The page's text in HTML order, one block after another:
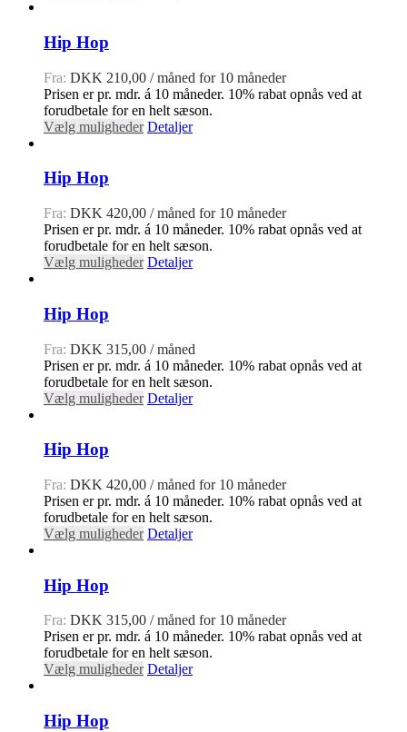
Hip Hop
Fra: DKK 210,00 / måned for 10 måneder
Prisen er pr. mdr. á 10 måneder. 10% rabat opnås ved at
forudbetale for en helt sæson.
Vælg muligheder Detaljer
Hip Hop
Fra: DKK 420,00 / måned for 10 måneder
Prisen er pr. mdr. á 10 måneder. 10% rabat opnås ved at
forudbetale for en helt sæson.
Vælg muligheder Detaljer
Hip Hop
Fra: DKK 315,00 / måned
Prisen er pr. mdr. á 10 måneder. 10% rabat opnås ved at
forudbetale for en helt sæson.
Vælg muligheder Detaljer
Hip Hop
Fra: DKK 420,00 / måned for 10 måneder
Prisen er pr. mdr. á 10 måneder. 10% rabat opnås ved at
forudbetale for en helt sæson.
Vælg muligheder Detaljer
Hip Hop
Fra: DKK 315,00 / måned for 10 måneder
Prisen er pr. mdr. á 10 måneder. 10% rabat opnås ved at
forudbetale for en helt sæson.
Vælg muligheder Detaljer
Hip Hop